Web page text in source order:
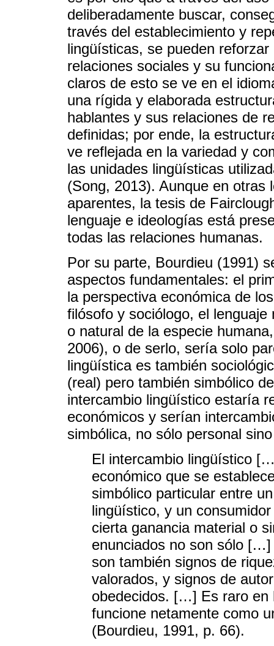
deliberadamente buscar,
través del establecimiento y
lingüísticas, se pueden
relaciones sociales y su
claros de esto se ve en el
una rígida y elaborada
hablantes y sus relaciones de
definidas; por ende, la
ve reflejada en la variedad y
las unidades lingüísticas
(Song, 2013). Aunque en otras
aparentes, la tesis de
lenguaje e ideologías está
todas las relaciones humanas.
Por su parte, Bourdieu (1991)
aspectos fundamentales: el
la perspectiva económica de
filósofo y sociólogo, el
o natural de la especie
2006), o de serlo, sería solo
lingüística es también
(real) pero también simbólico
intercambio lingüístico estaría
económicos y serían
simbólica, no sólo personal
El intercambio lingüístico
económico que se
simbólico particular entre
lingüístico, y un
cierta ganancia material o
enunciados no son sólo
son también signos de
valorados, y signos de
obedecidos. […] Es raro en
funcione netamente como
(Bourdieu, 1991, p. 66).